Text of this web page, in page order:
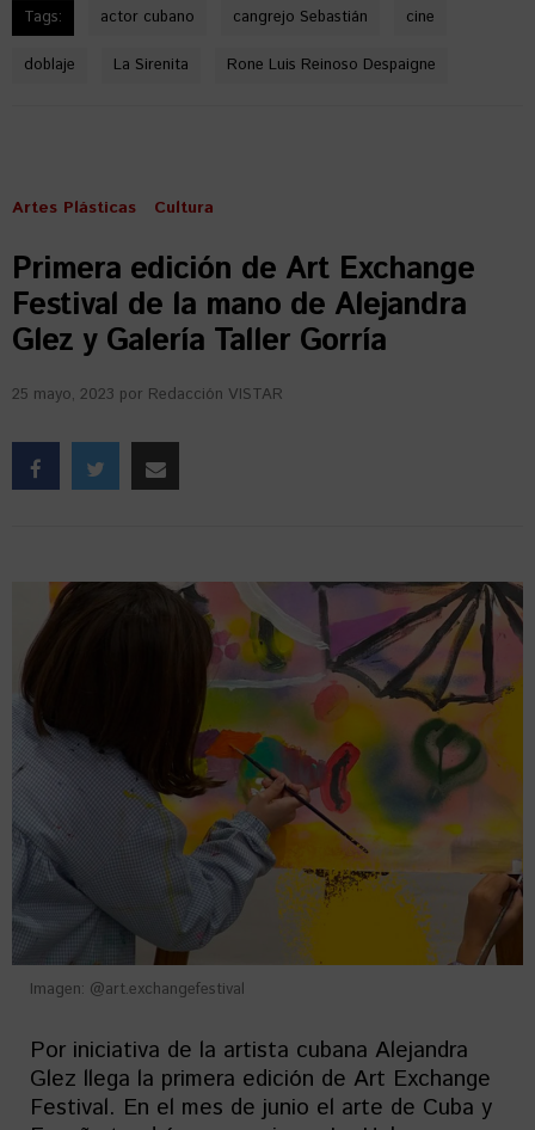
Tags: actor cubano cangrejo Sebastián cine
doblaje La Sirenita Rone Luis Reinoso Despaigne
Artes Plásticas Cultura
Primera edición de Art Exchange
Festival de la mano de Alejandra
Glez y Galería Taller Gorría
25 mayo, 2023 por Redacción VISTAR
Imagen: @art.exchangefestival
Por iniciativa de la artista cubana Alejandra
Glez llega la primera edición de Art Exchange
Festival. En el mes de junio el arte de Cuba y